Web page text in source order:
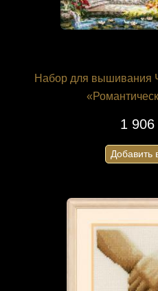
Набор для вышивания
1 906
Добавить